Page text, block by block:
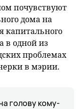
почувствуют
дома на
капитального
в одной из
проблемах
в мэрии.
голову кому-